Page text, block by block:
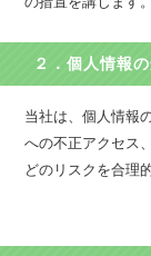
２．個人情報
当社は、個人情報
への不正アクセス
どのリスクを合理